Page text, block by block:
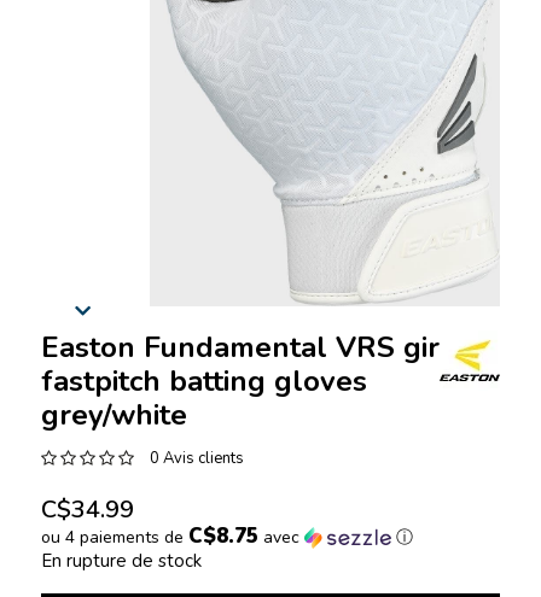
Easton Fundamental VRS girls
fastpitch batting gloves
grey/white
0 Avis clients
C$34.99
ou 4 paiements de C$8.75 avec ⓘ
En rupture de stock